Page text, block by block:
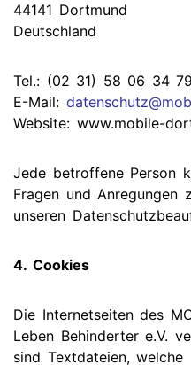
44141 Dortmund
Deutschland
Tel.: (02 31) 58 06 34 79
E-Mail:
Website: www.mobile-
Jede betroffene Person
Fragen und Anregungen
unseren
4. Cookies
Die Internetseiten des
Leben Behinderter e.V.
sind Textdateien,